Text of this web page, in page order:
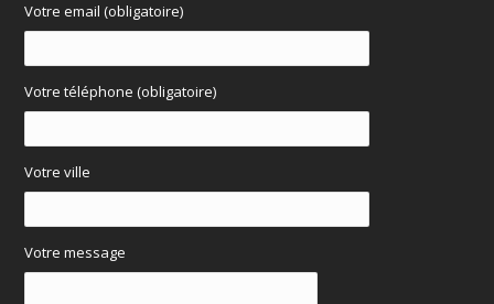
Votre email (obligatoire)
Votre téléphone (obligatoire)
Votre ville
Votre message